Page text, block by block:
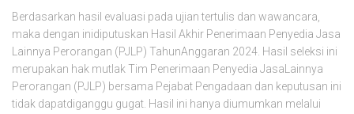
Berdasarkan hasil evaluasi pada ujian tertulis dan wawancara,
maka dengan inidiputuskan Hasil Akhir Penerimaan Penyedia Jasa
Lainnya Perorangan (PJLP) TahunAnggaran 2024. Hasil seleksi ini
merupakan hak mutlak Tim Penerimaan Penyedia JasaLainnya
Perorangan (PJLP) bersama Pejabat Pengadaan dan keputusan ini
tidak dapatdiganggu gugat. Hasil ini hanya diumumkan melalui